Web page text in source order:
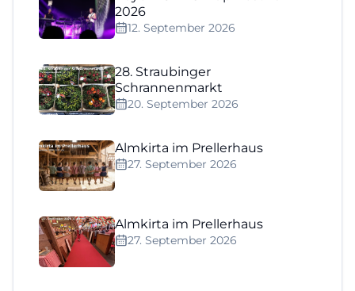
2026
12. September 2026
28. Straubinger
Schrannenmarkt
20. September 2026
Almkirta im Prellerhaus
27. September 2026
Almkirta im Prellerhaus
27. September 2026